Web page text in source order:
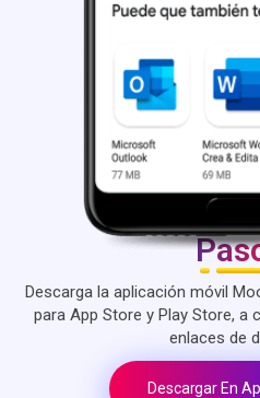
Descarga la aplicación móvil
para App Store y Play Store, a
enlaces de
Descargar En